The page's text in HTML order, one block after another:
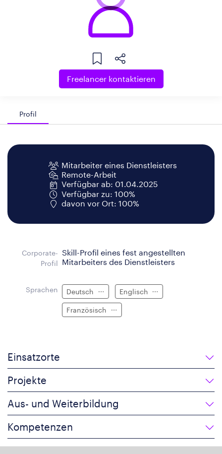
Freelancer kontaktieren
Profil
Mitarbeiter eines Dienstleisters
Remote-Arbeit
Verfügbar ab: 01.04.2025
Verfügbar zu: 100%
davon vor Ort: 100%
Corporate-
Profil
Skill-Profil eines fest angestellten
Mitarbeiters des Dienstleisters
Sprachen Deutsch Englisch
Französisch
Einsatzorte
Projekte
Aus- und Weiterbildung
Kompetenzen